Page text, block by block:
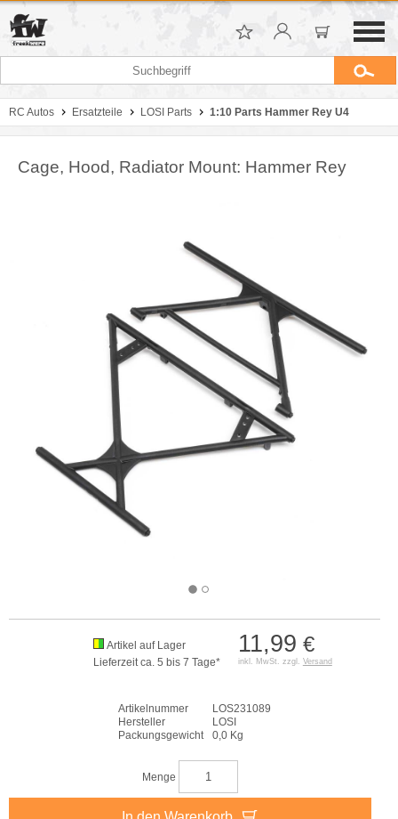
RC Autos Ersatzteile LOSI Parts 1:10 Parts Hammer Rey U4
Cage, Hood, Radiator Mount: Hammer Rey
11,99 €
inkl. MwSt. zzgl. Versand
Artikel auf Lager
Lieferzeit ca. 5 bis 7 Tage*
Artikelnummer
LOS231089
Hersteller
LOSI
Packungsgewicht
0,0 Kg
Menge